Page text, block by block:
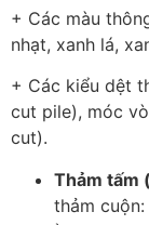
+ Các màu
nhạt, xanh lá,
+ Các kiểu dệt
cut pile), móc
cut).
Thảm tấm
thảm cuộn: